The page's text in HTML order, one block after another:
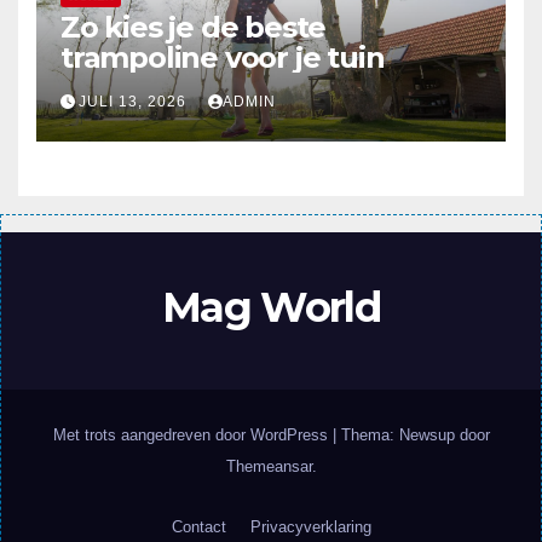
Zo kies je de beste
trampoline voor je tuin
JULI 13, 2026 ADMIN
Mag World
Met trots aangedreven door WordPress
Thema: Newsup door
Themeansar.
Contact Privacyverklaring